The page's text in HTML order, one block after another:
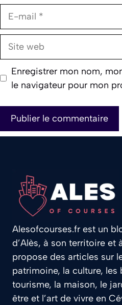
E-
Site
Enregistrer mon nom,
le navigateur pour mon
Alesofcourses.fr est un
d’Alès, à son territoire et
propose des articles sur
patrimoine, la culture, les
tourisme, la maison, le
être et l’art de vivre en